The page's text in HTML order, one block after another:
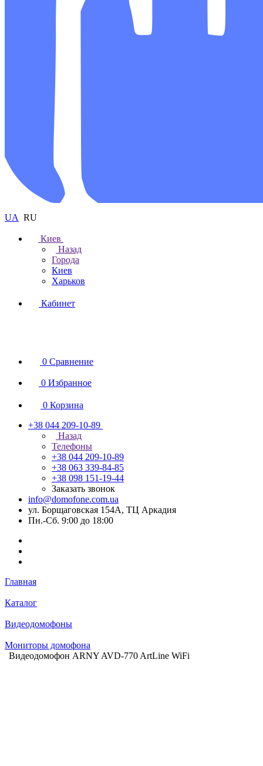
UA RU
Киев
Назад
Города
Киев
Харьков
Кабинет
0 Сравнение
0 Избранное
0 Корзина
+38 044 209-10-89
Назад
Телефоны
+38 044 209-10-89
+38 063 339-84-85
+38 098 151-19-44
Заказать звонок
info@domofone.com.ua
ул. Борщаговская 154А, ТЦ Аркадия
Пн.-Сб. 9:00 до 18:00
Главная
Каталог
Видеодомофоны
Мониторы домофона
Видеодомофон ARNY AVD-770 ArtLine WiFi